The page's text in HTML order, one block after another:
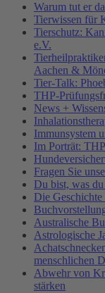
Warum tut er
Tierwissen für
Tierschutz:
e.V.
Aachen &
Tier-Talk:
THP-
News +
Immunsystem
Im Porträt:
Fragen Sie
Du bist, was
Die
Australische
Astrologische
menschlichen
Abwehr von
stärken